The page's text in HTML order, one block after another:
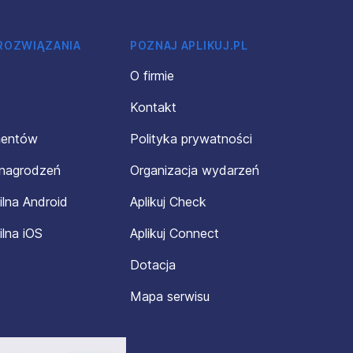
Android
iOS
POZNAJ APLIKUJ.PL
O firmie
Kontakt
Polityka prywatności
Organizacja wydarzeń
Aplikuj Check
Aplikuj Connect
Dotacja
Mapa serwisu